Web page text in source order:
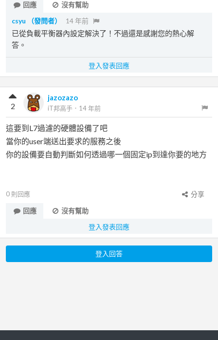
回應
沒有幫助
csyu
（發問者） 14 年前
已從負載平衡器內設定解決了！不過還是感謝您的熱心解
答。
登入發表回應
jazozazo
iT邦高手 ． 14 年前
2
這要到L7過濾的硬體設備了吧
當你的user端送出要求的服務之後
你的設備要自動判斷如何透過哪一個固定ip到達你要的地方
0 則回應
分享
回應
沒有幫助
登入發表回應
登入回答